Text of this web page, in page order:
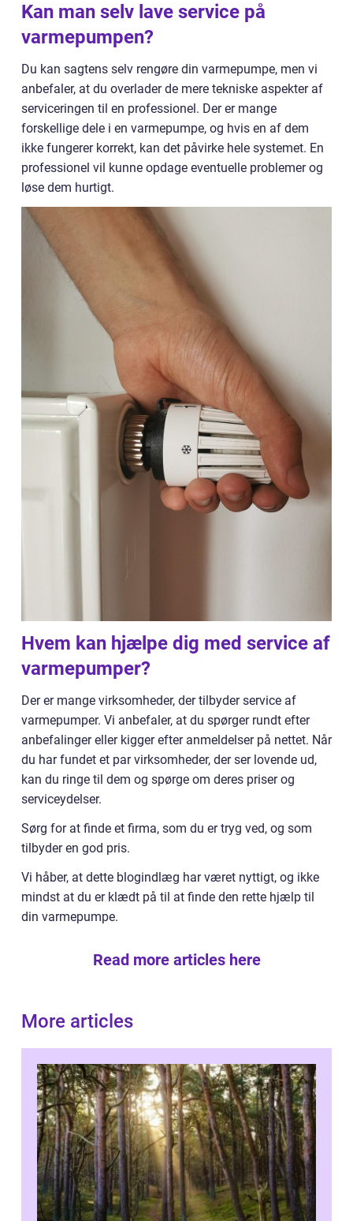
Kan man selv lave service på
varmepumpen?
Du kan sagtens selv rengøre din varmepumpe, men vi
anbefaler, at du overlader de mere tekniske aspekter af
serviceringen til en professionel. Der er mange
forskellige dele i en varmepumpe, og hvis en af dem
ikke fungerer korrekt, kan det påvirke hele systemet. En
professionel vil kunne opdage eventuelle problemer og
løse dem hurtigt.
Hvem kan hjælpe dig med service af
varmepumper?
Der er mange virksomheder, der tilbyder service af
varmepumper. Vi anbefaler, at du spørger rundt efter
anbefalinger eller kigger efter anmeldelser på nettet. Når
du har fundet et par virksomheder, der ser lovende ud,
kan du ringe til dem og spørge om deres priser og
serviceydelser.
Sørg for at finde et firma, som du er tryg ved, og som
tilbyder en god pris.
Vi håber, at dette blogindlæg har været nyttigt, og ikke
mindst at du er klædt på til at finde den rette hjælp til
din varmepumpe.
Read more articles here
More articles